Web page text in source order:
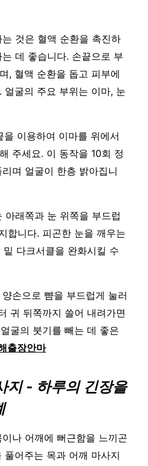
것은 혈액 순환을 촉진하
데 좋습니다. 손끝으로 부
, 혈액 순환을 돕고 피부에
얼굴의 주요 부위는 이마, 눈
을 이용하여 이마를 위에서
주세요. 이 동작을 10회 정
며 얼굴이 한층 밝아집니
아래쪽과 눈 위쪽을 부드럽
합니다. 피곤한 눈을 깨우는
다크서클을 완화시킬 수
양손으로 뺨을 부드럽게 눌러
귀 뒤쪽까지 쓸어 내려가면
굴의 붓기를 빼는 데 좋은
출장안마
지 - 하루의 긴장을
나 어깨에 뻐근함을 느끼곤
풀어주는 목과 어깨 마사지